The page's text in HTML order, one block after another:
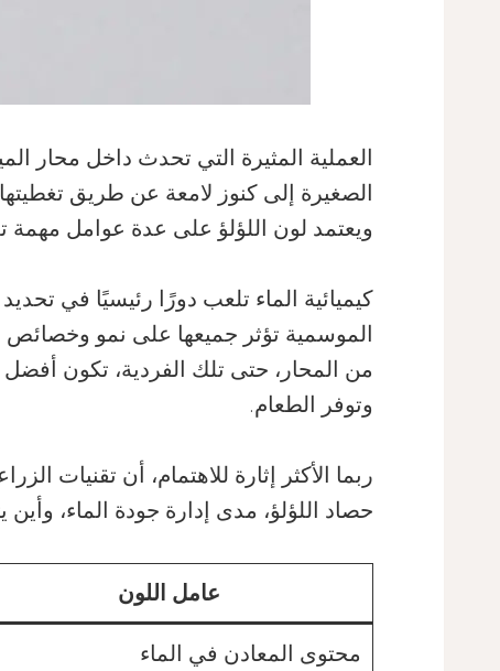
العملية المثيرة التي تحدث داخل محار
ويعتمد لون اللؤلؤ على عدة عوامل
كيميائية الماء تلعب دورًا رئيسيًا في
الموسمية تؤثر جميعها على نمو وخصائص
من المحار، حتى تلك الفردية، تكون أفضل
وتوفر الطعام.
ربما الأكثر إثارة للاهتمام، أن تقنيات
حصاد اللؤلؤ، مدى إدارة جودة الماء، وأين
عامل اللون
محتوى المعادن في الماء